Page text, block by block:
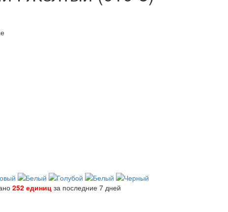
252 единиц за последние 7 дней